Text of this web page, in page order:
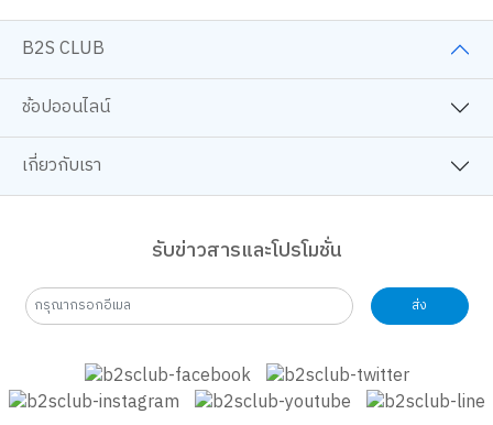
B2S CLUB
ช้อปออนไลน์
เกี่ยวกับเรา
รับข่าวสารและโปรโมชั่น